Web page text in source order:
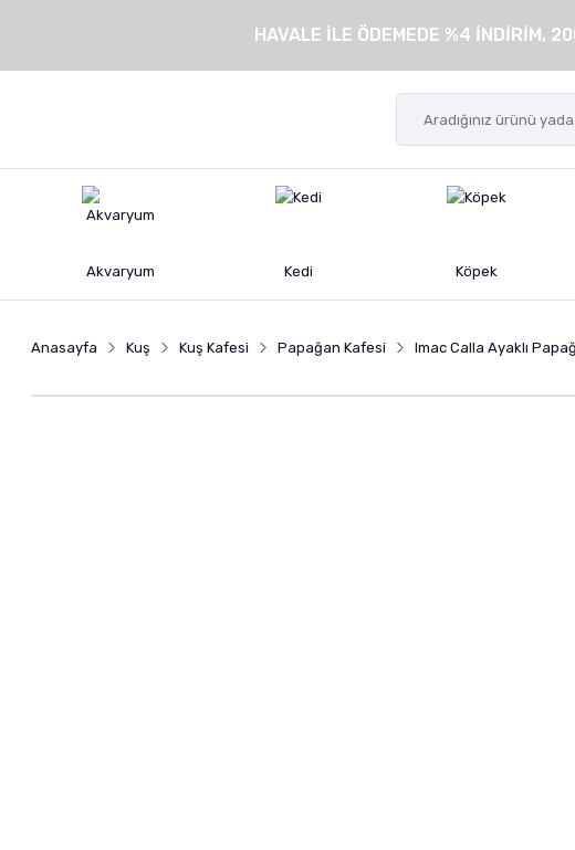
HAVALE İLE ÖDEMEDE %4 İNDİRİM,
Akvaryum Kedi Köpek
Anasayfa Kuş Kuş Kafesi Papağan Kafesi Imac Calla Ayaklı